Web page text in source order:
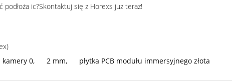
podłoża ic?Skontaktuj się z Horexs już teraz!
kamery 0, 2 mm, płytka PCB modułu immersyjnego złota